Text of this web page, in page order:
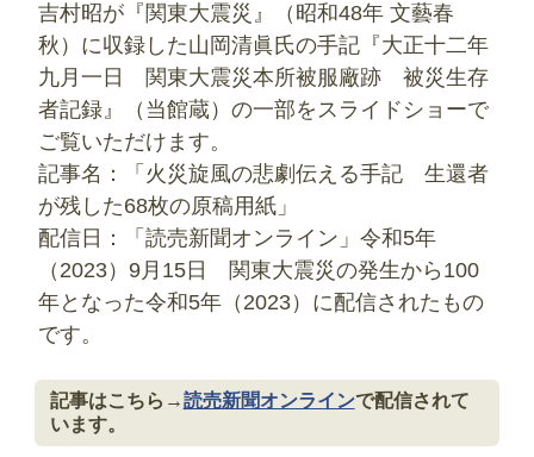
吉村昭が『関東大震災』（昭和48年 文藝春
秋）に収録した山岡清眞氏の手記『大正十二年
九月一日 関東大震災本所被服廠跡 被災生存
者記録』（当館蔵）の一部をスライドショーで
ご覧いただけます。
記事名：「火災旋風の悲劇伝える手記 生還者
が残した68枚の原稿用紙」
配信日：「読売新聞オンライン」令和5年
（2023）9月15日 関東大震災の発生から100
年となった令和5年（2023）に配信されたもの
です。
記事はこちら→読売新聞オンラインで配信されて
います。